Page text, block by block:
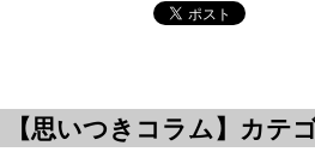
【思いつきコラム】カテ